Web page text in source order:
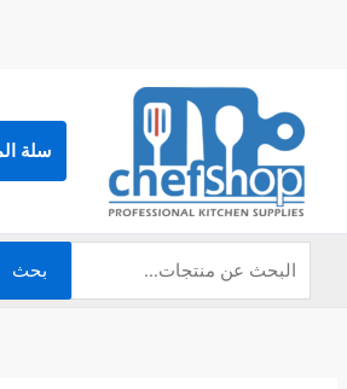
سلة
عن:
بحث